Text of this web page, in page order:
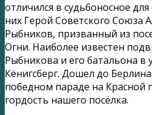
отличился в судьбоносное
них Герой Советского Союза
Рыбников, призванный из
Огни. Наиболее известен
Рыбникова и его батальона в
Кёнигсберг. Дошел до
победном параде на Красной
гордость нашего посёлка.